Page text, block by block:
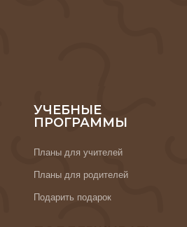
УЧЕБНЫЕ
ПРОГРАММЫ
Планы для учителей
Планы для родителей
Подарить подарок